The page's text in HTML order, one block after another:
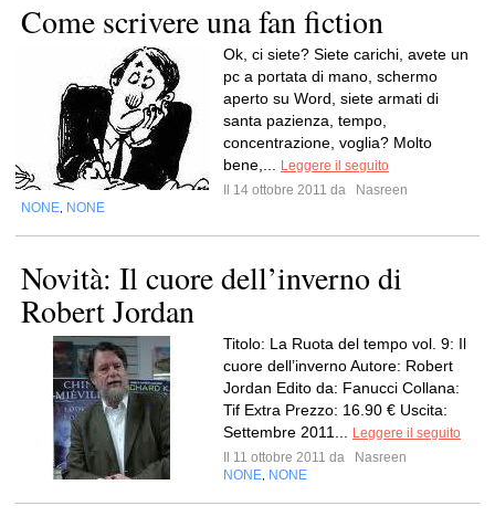
Come scrivere una fan fiction
Ok, ci siete? Siete carichi, avete un
pc a portata di mano, schermo
aperto su Word, siete armati di
santa pazienza, tempo,
concentrazione, voglia? Molto
bene,...
Leggere il seguito
Il 14 ottobre 2011 da
Nasreen
NONE NONE
Novità: Il cuore dell’inverno di
Robert Jordan
Titolo: La Ruota del tempo vol. 9: Il
cuore dell’inverno Autore: Robert
Jordan Edito da: Fanucci Collana:
Tif Extra Prezzo: 16.90 € Uscita:
Settembre 2011...
Leggere il seguito
Il 11 ottobre 2011 da
Nasreen
NONE NONE